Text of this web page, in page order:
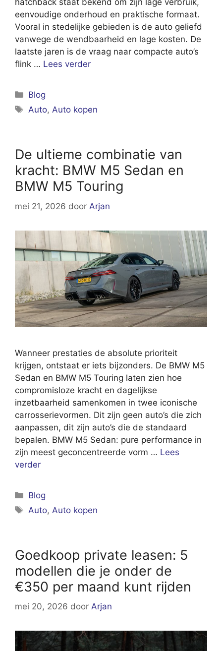
hatchback staat bekend om zijn lage verbruik,
eenvoudige onderhoud en praktische formaat.
Vooral in stedelijke gebieden is de auto geliefd
vanwege de wendbaarheid en lage kosten. De
laatste jaren is de vraag naar compacte auto’s
flink … Lees verder
Categorieën
Blog
Tags
Auto,Auto kopen
De ultieme combinatie van
kracht: BMW M5 Sedan en
BMW M5 Touring
mei 21, 2026 door Arjan
Wanneer prestaties de absolute prioriteit
krijgen, ontstaat er iets bijzonders. De BMW M5
Sedan en BMW M5 Touring laten zien hoe
compromisloze kracht en dagelijkse
inzetbaarheid samenkomen in twee iconische
carrosserievormen. Dit zijn geen auto’s die zich
aanpassen, dit zijn auto’s die de standaard
bepalen. BMW M5 Sedan: pure performance in
zijn meest geconcentreerde vorm … Lees
verder
Categorieën
Blog
Tags
Auto, Auto kopen
Goedkoop private leasen: 5
modellen die je onder de
€350 per maand kunt rijden
mei 20, 2026 door Arjan